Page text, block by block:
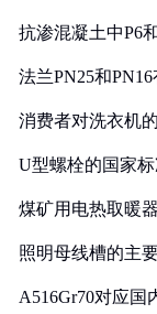
抗渗混凝土中P6
法兰PN25和
消费者对洗衣机
U型螺栓的国家
煤矿用电热取暖
照明母线槽的主
A516Gr70对应国